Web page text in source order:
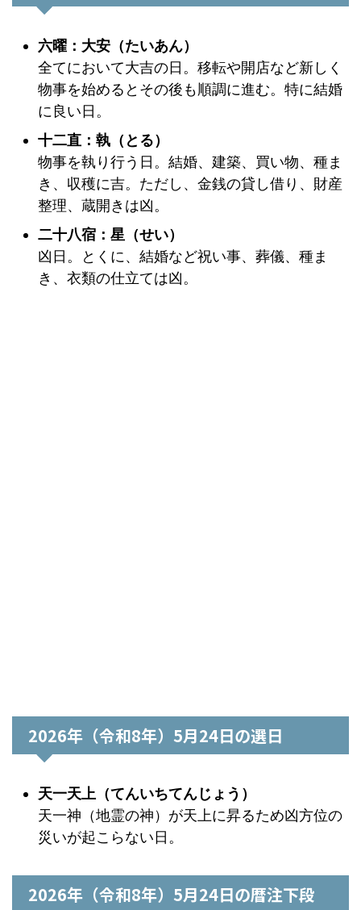
六曜：大安（たいあん）
全てにおいて大吉の日。移転や開店など新しく
物事を始めるとその後も順調に進む。特に結婚
に良い日。
十二直：執（とる）
物事を執り行う日。結婚、建築、買い物、種ま
き、収穫に吉。ただし、金銭の貸し借り、財産
整理、蔵開きは凶。
二十八宿：星（せい）
凶日。とくに、結婚など祝い事、葬儀、種ま
き、衣類の仕立ては凶。
2026年（令和8年）5月24日の選日
天一天上（てんいちてんじょう）
天一神（地霊の神）が天上に昇るため凶方位の
災いが起こらない日。
2026年（令和8年）5月24日の暦注下段